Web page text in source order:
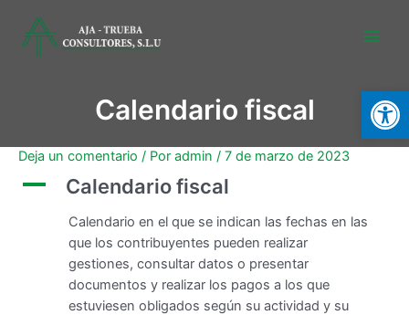
Abrir
Calendario fiscal
Deja un comentario / Por admin / 7 de marzo de 2023
A Calendario fiscal
Calendario en el que se indican las fechas en las
que los contribuyentes pueden realizar
gestiones, consultar datos o presentar
documentos y realizar los pagos a los que
estuviesen obligados según su actividad y su